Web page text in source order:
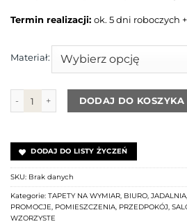
Termin realizacji: ok. 5 dni roboczych
Materiał:
ilość Tapeta Botanic blackDODAJ DO KOSZYKA
DODAJ DO LISTY ŻYCZEŃ
SKU: Brak danych
Kategorie: TAPETY NA WYMIAR, BIURO, JADALNIA,
PROMOCJE, POMIESZCZENIA, PRZEDPOKÓJ,
WZORZYSTE